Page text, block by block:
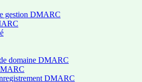
gestion DMARC
domaine DMARC
DMARC